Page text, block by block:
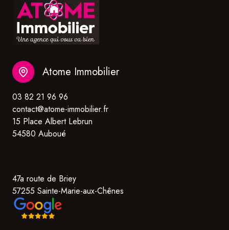
Atome Immobilier
03 82 21 96 96
contact@atome-immobilier.fr
15 Place Albert Lebrun
54580 Auboué
47a route de Briey
57255 Sainte-Marie-aux-Chênes